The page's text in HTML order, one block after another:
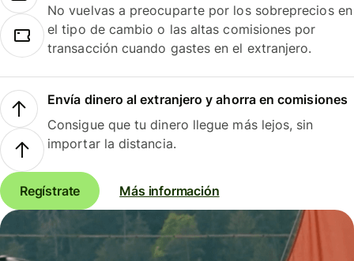
No vuelvas a preocuparte por los sobreprecios en
el tipo de cambio o las altas comisiones por
transacción cuando gastes en el extranjero.
Envía dinero al extranjero y ahorra en comisiones
Consigue que tu dinero llegue más lejos, sin
importar la distancia.
Regístrate Más información